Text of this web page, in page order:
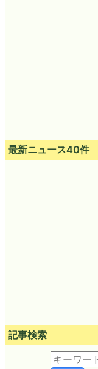
最新ニュース40件
記事検索